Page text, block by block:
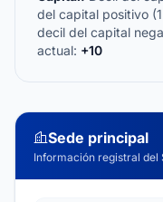
del capital positivo
decil del capital
actual: +10
Sede principal
Información registral del